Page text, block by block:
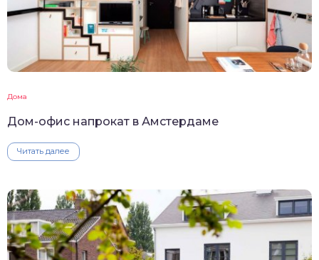
Дома
Дом-офис напрокат в Амстердаме
Читать далее